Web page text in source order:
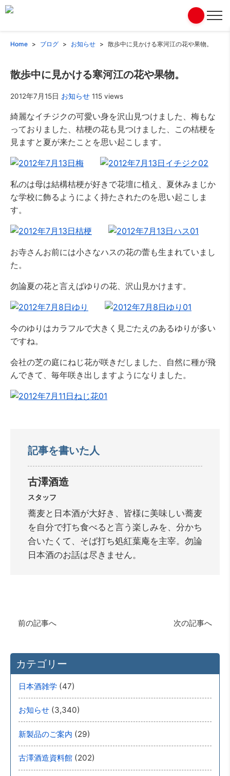
Home ブログ お知らせ 散歩中に見かける寒河江の花や果物。
散歩中に見かける寒河江の花や果物。
2012年7月15日 お知らせ 115 views
綺麗なイチジクの可愛い身を沢山見つけました、梅もな
っておりました、桔梗の花も見つけました、この桔梗を
見ますと夏が来たことを思い起こします。
私のは母は結構桔梗が好きで花壇に植え、夏休みまじか
な学校に飾るようによく持たされたのを思い起こしま
す。
お寺さんお前には小さなハスの花の蕾も生まれていまし
た。
勿論夏の花と言えばゆりの花、沢山見かけます。
今のゆりはカラフルで大きく見ごたえのあるゆりが多い
ですね。
会社の芝の庭にねじ花が咲きだしました、自然に種が飛
んできて、毎年咲き出しますようになりました。
記事を書いた人
古澤酒造
スタッフ
蕎麦と日本酒が大好き、皆様に美味しい蕎麦
を自分で打ち食べると言う楽しみを、分かち
合いたくて、そば打ち処紅葉庵を主宰。勿論
日本酒のお話は尽きません。
前の記事へ 次の記事へ
カテゴリー
日本酒雑学 (47)
お知らせ (3,340)
新製品のご案内 (29)
古澤酒造資料館 (202)